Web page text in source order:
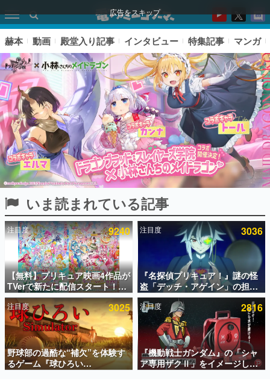
広告をスキップ
ピックアップ
電ファミのいま読まれている記事ランキング
アプリセール情報
インタビュー
連載・特集一覧
殿堂入り記事
SNS拡散数が数千以上！ ページビュー数万以上！ などな
ど。多くの人々に読まれた、電ファミ渾身の“殿堂入り”記
事をまとめました。
赫本 動画 殿堂入り記事 インタビュー 特集記事 マンガ
いま読まれている記事
注目度 9240
【無料】プリキュア映画4作品が
TVerで新たに配信スタート！な
んと2018年～2024年の映画ほぼ
すべてが見放題に、ぶっちゃけ
ありえないラインナップ
注目度 3036
『名探偵プリキュア！』謎の怪
盗「デッチ・アゲイン」の担当
キャストは天﨑滉平さんと判
明。『Re:ゼロから始める異世
界生活』オットー役、『ヒプノ
シスマイク』山田三郎役など
注目度 3025
野球部の過酷な“補欠”を体験す
るゲーム『球ひろい
Simulator』が「1件」のウィッ
注目度 2816
『機動戦士ガンダム』の「シャ
ア専用ザクⅡ」をイメージした
散水ホースリールが予約開始。